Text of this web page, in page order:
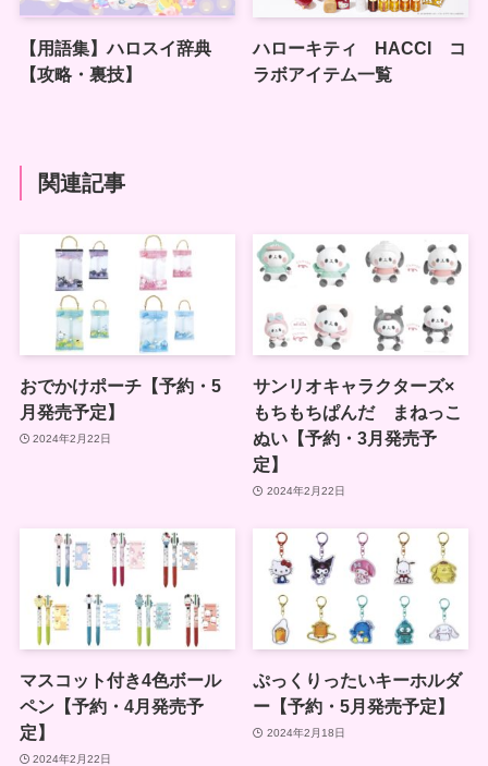
【用語集】ハロスイ辞典
【攻略・裏技】
ハローキティ HACCI コ
ラボアイテム一覧
関連記事
おでかけポーチ【予約・5
月発売予定】
2024年2月22日
サンリオキャラクターズ×
もちもちぱんだ まねっこ
ぬい【予約・3月発売予
定】
2024年2月22日
マスコット付き4色ボール
ペン【予約・4月発売予
定】
2024年2月22日
ぷっくりったいキーホルダ
ー【予約・5月発売予定】
2024年2月18日